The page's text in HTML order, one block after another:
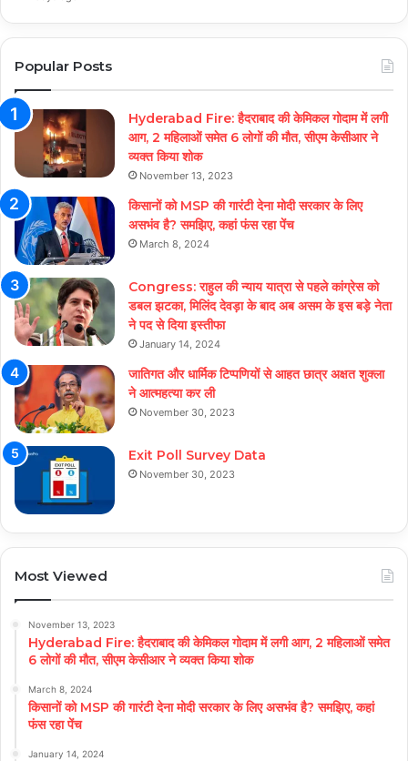
Popular Posts
Hyderabad Fire: हैदराबाद की केमिकल गोदाम में लगी
आग, 2 महिलाओं समेत 6 लोगों की मौत, सीएम केसीआर ने
व्यक्त किया शोक
November 13, 2023
किसानों को MSP की गारंटी देना मोदी सरकार के लिए
असभंव है? समझिए, कहां फंस रहा पेंच
March 8, 2024
Congress: राहुल की न्याय यात्रा से पहले कांग्रेस को
डबल झटका, मिलिंद देवड़ा के बाद अब असम के इस बड़े नेता
ने पद से दिया इस्तीफा
January 14, 2024
जातिगत और धार्मिक टिप्पणियों से आहत छात्र अक्षत शुक्ला
ने आत्महत्या कर ली
November 30, 2023
Exit Poll Survey Data
November 30, 2023
Most Viewed
November 13, 2023
Hyderabad Fire: हैदराबाद की केमिकल गोदाम में लगी आग, 2 महिलाओं समेत
6 लोगों की मौत, सीएम केसीआर ने व्यक्त किया शोक
March 8, 2024
किसानों को MSP की गारंटी देना मोदी सरकार के लिए असभंव है? समझिए, कहां
फंस रहा पेंच
January 14, 2024